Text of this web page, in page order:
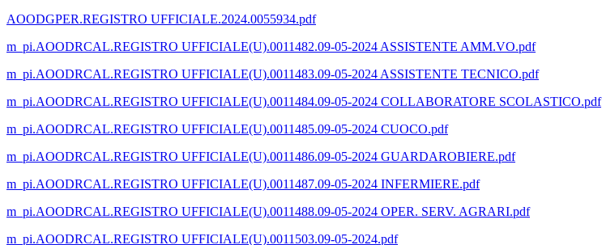
AOODGPER.REGISTRO UFFICIALE.2024.0055934.pdf
m_pi.AOODRCAL.REGISTRO UFFICIALE(U).0011482.09-05-2024 ASSISTENTE AMM.VO.pdf
m_pi.AOODRCAL.REGISTRO UFFICIALE(U).0011483.09-05-2024 ASSISTENTE TECNICO.pdf
m_pi.AOODRCAL.REGISTRO UFFICIALE(U).0011484.09-05-2024 COLLABORATORE SCOLASTICO.pdf
m_pi.AOODRCAL.REGISTRO UFFICIALE(U).0011485.09-05-2024 CUOCO.pdf
m_pi.AOODRCAL.REGISTRO UFFICIALE(U).0011486.09-05-2024 GUARDAROBIERE.pdf
m_pi.AOODRCAL.REGISTRO UFFICIALE(U).0011487.09-05-2024 INFERMIERE.pdf
m_pi.AOODRCAL.REGISTRO UFFICIALE(U).0011488.09-05-2024 OPER. SERV. AGRARI.pdf
m_pi.AOODRCAL.REGISTRO UFFICIALE(U).0011503.09-05-2024.pdf